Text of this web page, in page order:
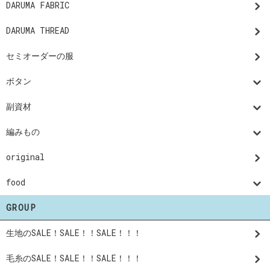
DARUMA FABRIC
DARUMA THREAD
セミオーダーの服
ボタン
副資材
編みもの
original
food
GROUP
生地のSALE！SALE！！SALE！！！
毛糸のSALE！SALE！！SALE！！！